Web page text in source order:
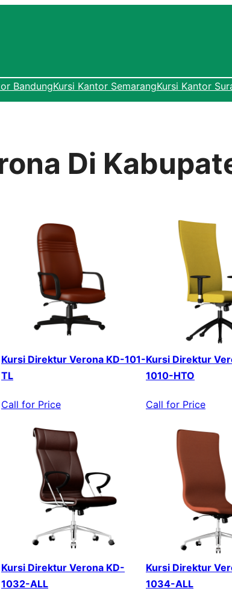
BandungKursi Kantor SemarangKursi Kantor
Di
Kursi Direktur Verona KD-101-
TL
Call for Price
Kursi Direktur
1010-HTO
Call for Price
Kursi Direktur Verona KD-
1032-ALL
Kursi Direktur
1034-ALL